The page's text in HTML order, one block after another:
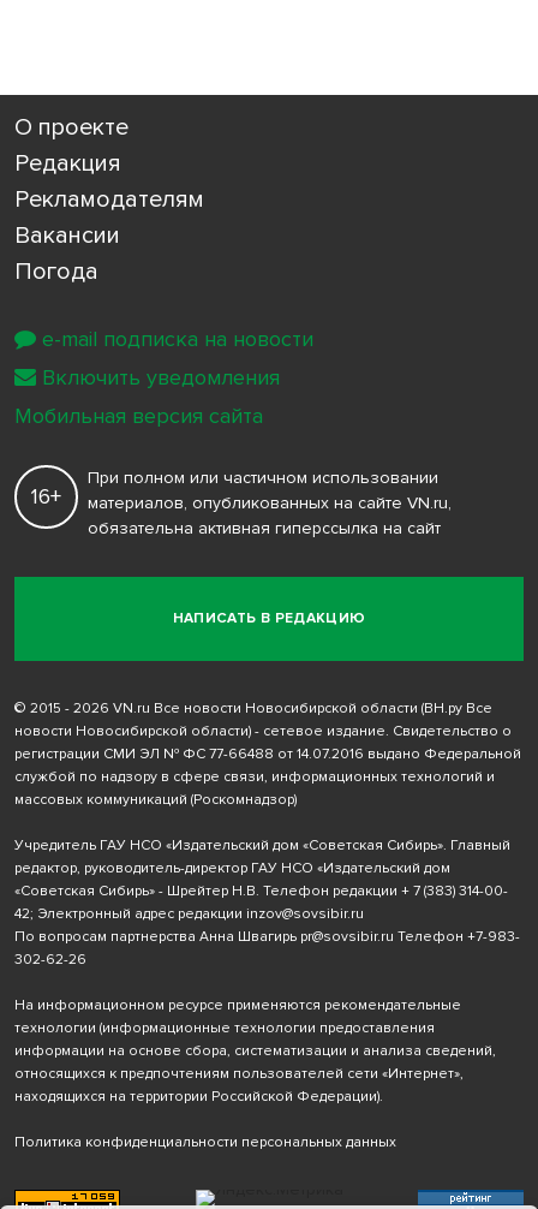
О проекте
Редакция
Рекламодателям
Вакансии
Погода
НАПИСАТЬ В РЕДАКЦИЮ
16+
При полном или частичном использовании
материалов, опубликованных на сайте VN.ru,
обязательна активная гиперссылка на сайт
© 2015 - 2026 VN.ru Все новости Новосибирской области (ВН.ру Все
новости Новосибирской области) - сетевое издание. Свидетельство о
регистрации СМИ ЭЛ № ФС 77-66488 от 14.07.2016 выдано Федеральной
службой по надзору в сфере связи, информационных технологий и
массовых коммуникаций (Роскомнадзор)
Учредитель ГАУ НСО «Издательский дом «Советская Сибирь». Главный
редактор, руководитель-директор ГАУ НСО «Издательский дом
«Советская Сибирь» - Шрейтер Н.В. Телефон редакции + 7 (383) 314-00-
42; Электронный адрес редакции inzov@sovsibir.ru
По вопросам партнерства Анна Швагирь pr@sovsibir.ru Телефон +7-983-
302-62-26
На информационном ресурсе применяются рекомендательные
технологии (информационные технологии предоставления
информации на основе сбора, систематизации и анализа сведений,
относящихся к предпочтениям пользователей сети «Интернет»,
находящихся на территории Российской Федерации).
Политика конфиденциальности персональных данных
e-mail подписка на новости
Включить уведомления
Мобильная версия сайта